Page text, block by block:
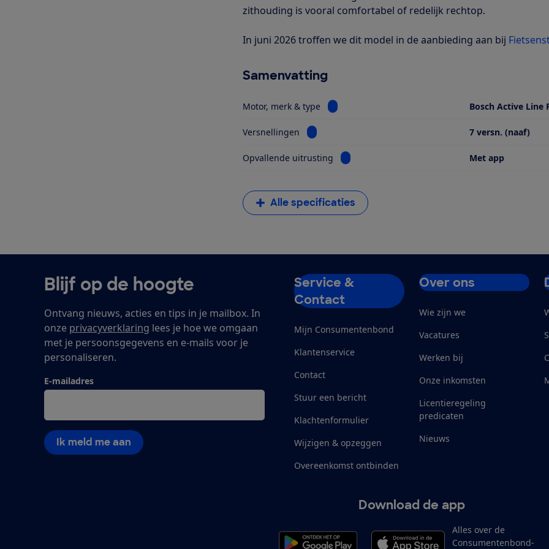
zithouding is vooral comfortabel of redelijk rechtop.
In juni 2026 troffen we dit model in de aanbieding aan bij
Samenvatting
Motor, merk & type Bekijk informatie voor Motor, merk & typeBosch Active Line
Versnellingen Bekijk informatie voor Versnellingen 7 versn. (naaf)
Opvallende uitrusting Bekijk informatie voor Opvallende uitrusting
Met app
Alle specificaties
Blijf op de hoogte
Ontvang nieuws, acties en tips in je mailbox. In
onze privacyverklaring lees je hoe we omgaan
met je persoonsgegevens en e-mails voor je
personaliseren.
E-mailadres
Ik meld me aan
Service &
Contact
Mijn Consumentenbond
Klantenservice
Contact
Stuur een bericht
Klachtenformulier
Wijzigen & opzeggen
Overeenkomst ontbinden
Over ons
Wie zijn we
Vacatures
Werken bij
Onze inkomsten
Licentieregeling
predicaten
Nieuws
Download de app
Alles over de
Consumentenbond-